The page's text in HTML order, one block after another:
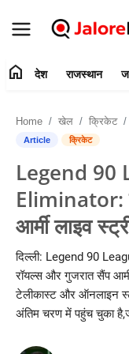
संपर्क करें
देश
राजस्थान
जालोर
खेल
home देश राजस्थान
Home खेल क्रिकेट
Article क्रिकेट
Legend 90
Eliminator:
आर्मी लाइव
दिल्ली: Legend 90
रॉयल्स और गुजरात सैंप
टेलीकास्ट और ऑनलाइन
अंतिम चरण में पहुंच चुका